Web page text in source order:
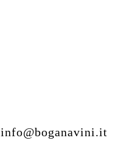
info@boganavini.it